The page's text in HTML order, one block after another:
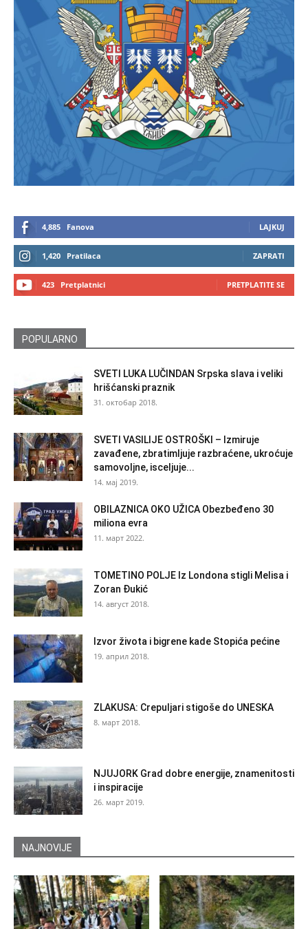
4,885 Fanova LAJKUJ
1,420 Pratilaca ZAPRATI
423 Pretplatnici PRETPLATITE SE
POPULARNO
SVETI LUKA LUČINDAN Srpska slava i veliki
hrišćanski praznik
31. октобар 2018.
SVETI VASILIJE OSTROŠKI – Izmiruje
zavađene, zbratimljuje razbraćene, ukroćuje
samovoljne, isceljuje...
14. мај 2019.
OBILAZNICA OKO UŽICA Obezbeđeno 30
miliona evra
11. март 2022.
TOMETINO POLJE Iz Londona stigli Melisa i
Zoran Đukić
14. август 2018.
Izvor života i bigrene kade Stopića pećine
19. април 2018.
ZLAKUSA: Crepuljari stigoše do UNESKA
8. март 2018.
NJUJORK Grad dobre energije, znamenitosti
i inspiracije
26. март 2019.
NAJNOVIJE